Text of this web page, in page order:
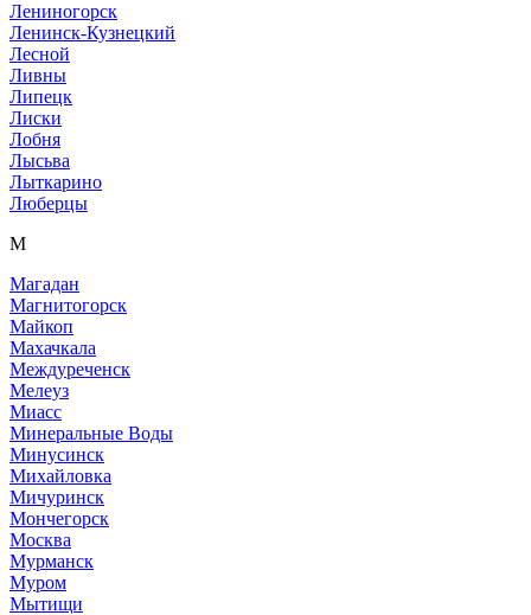
Лениногорск
Ленинск-Кузнецкий
Лесной
Ливны
Липецк
Лиски
Лобня
Лысьва
Лыткарино
Люберцы
М
Магадан
Магнитогорск
Майкоп
Махачкала
Междуреченск
Мелеуз
Миасс
Минеральные Воды
Минусинск
Михайловка
Мичуринск
Мончегорск
Москва
Мурманск
Муром
Мытищи